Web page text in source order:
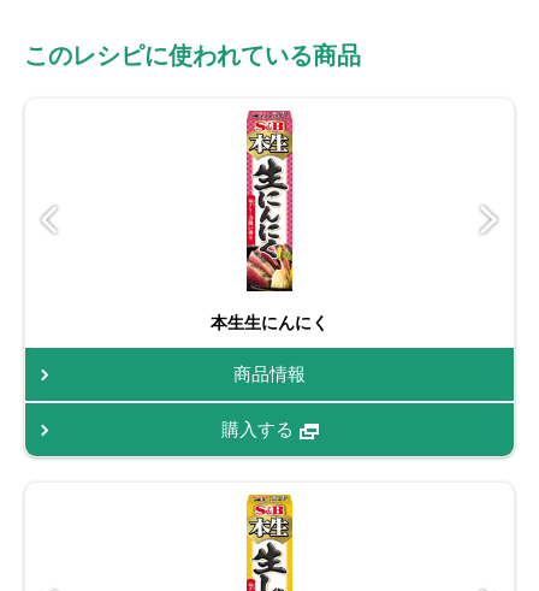
このレシピに使われている商品
本生生にんにく
商品情報
購入する